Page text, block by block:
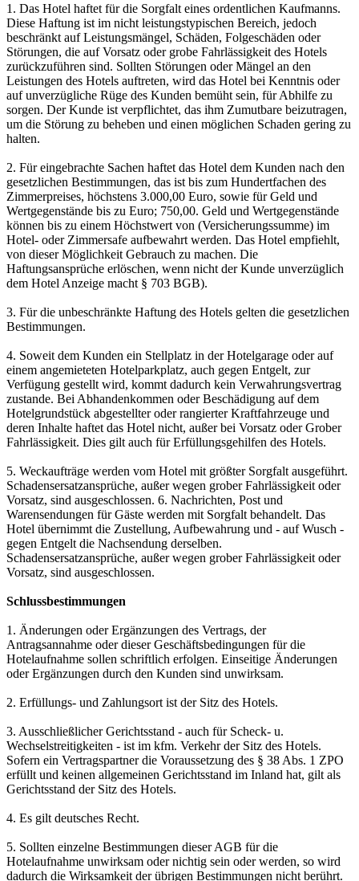
1. Das Hotel haftet für die Sorgfalt eines ordentlichen Kaufmanns.
Diese Haftung ist im nicht leistungstypischen Bereich, jedoch
beschränkt auf Leistungsmängel, Schäden, Folgeschäden oder
Störungen, die auf Vorsatz oder grobe Fahrlässigkeit des Hotels
zurückzuführen sind. Sollten Störungen oder Mängel an den
Leistungen des Hotels auftreten, wird das Hotel bei Kenntnis oder
auf unverzügliche Rüge des Kunden bemüht sein, für Abhilfe zu
sorgen. Der Kunde ist verpflichtet, das ihm Zumutbare beizutragen,
um die Störung zu beheben und einen möglichen Schaden gering zu
halten.
2. Für eingebrachte Sachen haftet das Hotel dem Kunden nach den
gesetzlichen Bestimmungen, das ist bis zum Hundertfachen des
Zimmerpreises, höchstens 3.000,00 Euro, sowie für Geld und
Wertgegenstände bis zu Euro; 750,00. Geld und Wertgegenstände
können bis zu einem Höchstwert von (Versicherungssumme) im
Hotel- oder Zimmersafe aufbewahrt werden. Das Hotel empfiehlt,
von dieser Möglichkeit Gebrauch zu machen. Die
Haftungsansprüche erlöschen, wenn nicht der Kunde unverzüglich
dem Hotel Anzeige macht § 703 BGB).
3. Für die unbeschränkte Haftung des Hotels gelten die gesetzlichen
Bestimmungen.
4. Soweit dem Kunden ein Stellplatz in der Hotelgarage oder auf
einem angemieteten Hotelparkplatz, auch gegen Entgelt, zur
Verfügung gestellt wird, kommt dadurch kein Verwahrungsvertrag
zustande. Bei Abhandenkommen oder Beschädigung auf dem
Hotelgrundstück abgestellter oder rangierter Kraftfahrzeuge und
deren Inhalte haftet das Hotel nicht, außer bei Vorsatz oder Grober
Fahrlässigkeit. Dies gilt auch für Erfüllungsgehilfen des Hotels.
5. Weckaufträge werden vom Hotel mit größter Sorgfalt ausgeführt.
Schadensersatzansprüche, außer wegen grober Fahrlässigkeit oder
Vorsatz, sind ausgeschlossen. 6. Nachrichten, Post und
Warensendungen für Gäste werden mit Sorgfalt behandelt. Das
Hotel übernimmt die Zustellung, Aufbewahrung und - auf Wusch -
gegen Entgelt die Nachsendung derselben.
Schadensersatzansprüche, außer wegen grober Fahrlässigkeit oder
Vorsatz, sind ausgeschlossen.
Schlussbestimmungen
1. Änderungen oder Ergänzungen des Vertrags, der
Antragsannahme oder dieser Geschäftsbedingungen für die
Hotelaufnahme sollen schriftlich erfolgen. Einseitige Änderungen
oder Ergänzungen durch den Kunden sind unwirksam.
2. Erfüllungs- und Zahlungsort ist der Sitz des Hotels.
3. Ausschließlicher Gerichtsstand - auch für Scheck- u.
Wechselstreitigkeiten - ist im kfm. Verkehr der Sitz des Hotels.
Sofern ein Vertragspartner die Voraussetzung des § 38 Abs. 1 ZPO
erfüllt und keinen allgemeinen Gerichtsstand im Inland hat, gilt als
Gerichtsstand der Sitz des Hotels.
4. Es gilt deutsches Recht.
5. Sollten einzelne Bestimmungen dieser AGB für die
Hotelaufnahme unwirksam oder nichtig sein oder werden, so wird
dadurch die Wirksamkeit der übrigen Bestimmungen nicht berührt.